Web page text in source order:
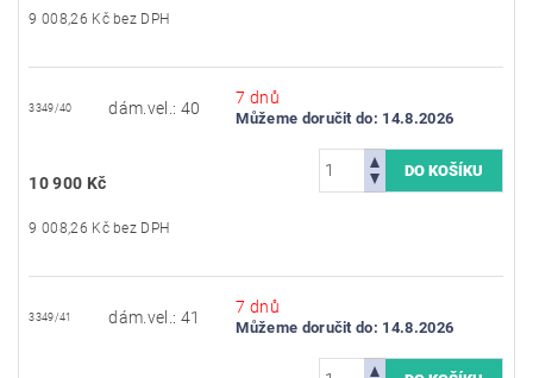
9 008,26 Kč bez DPH
3349/40 dám.vel.: 40
7 dnů
Můžeme doručit do: 14.8.2026
10 900 Kč
9 008,26 Kč bez DPH
3349/41 dám.vel.: 41
7 dnů
Můžeme doručit do: 14.8.2026